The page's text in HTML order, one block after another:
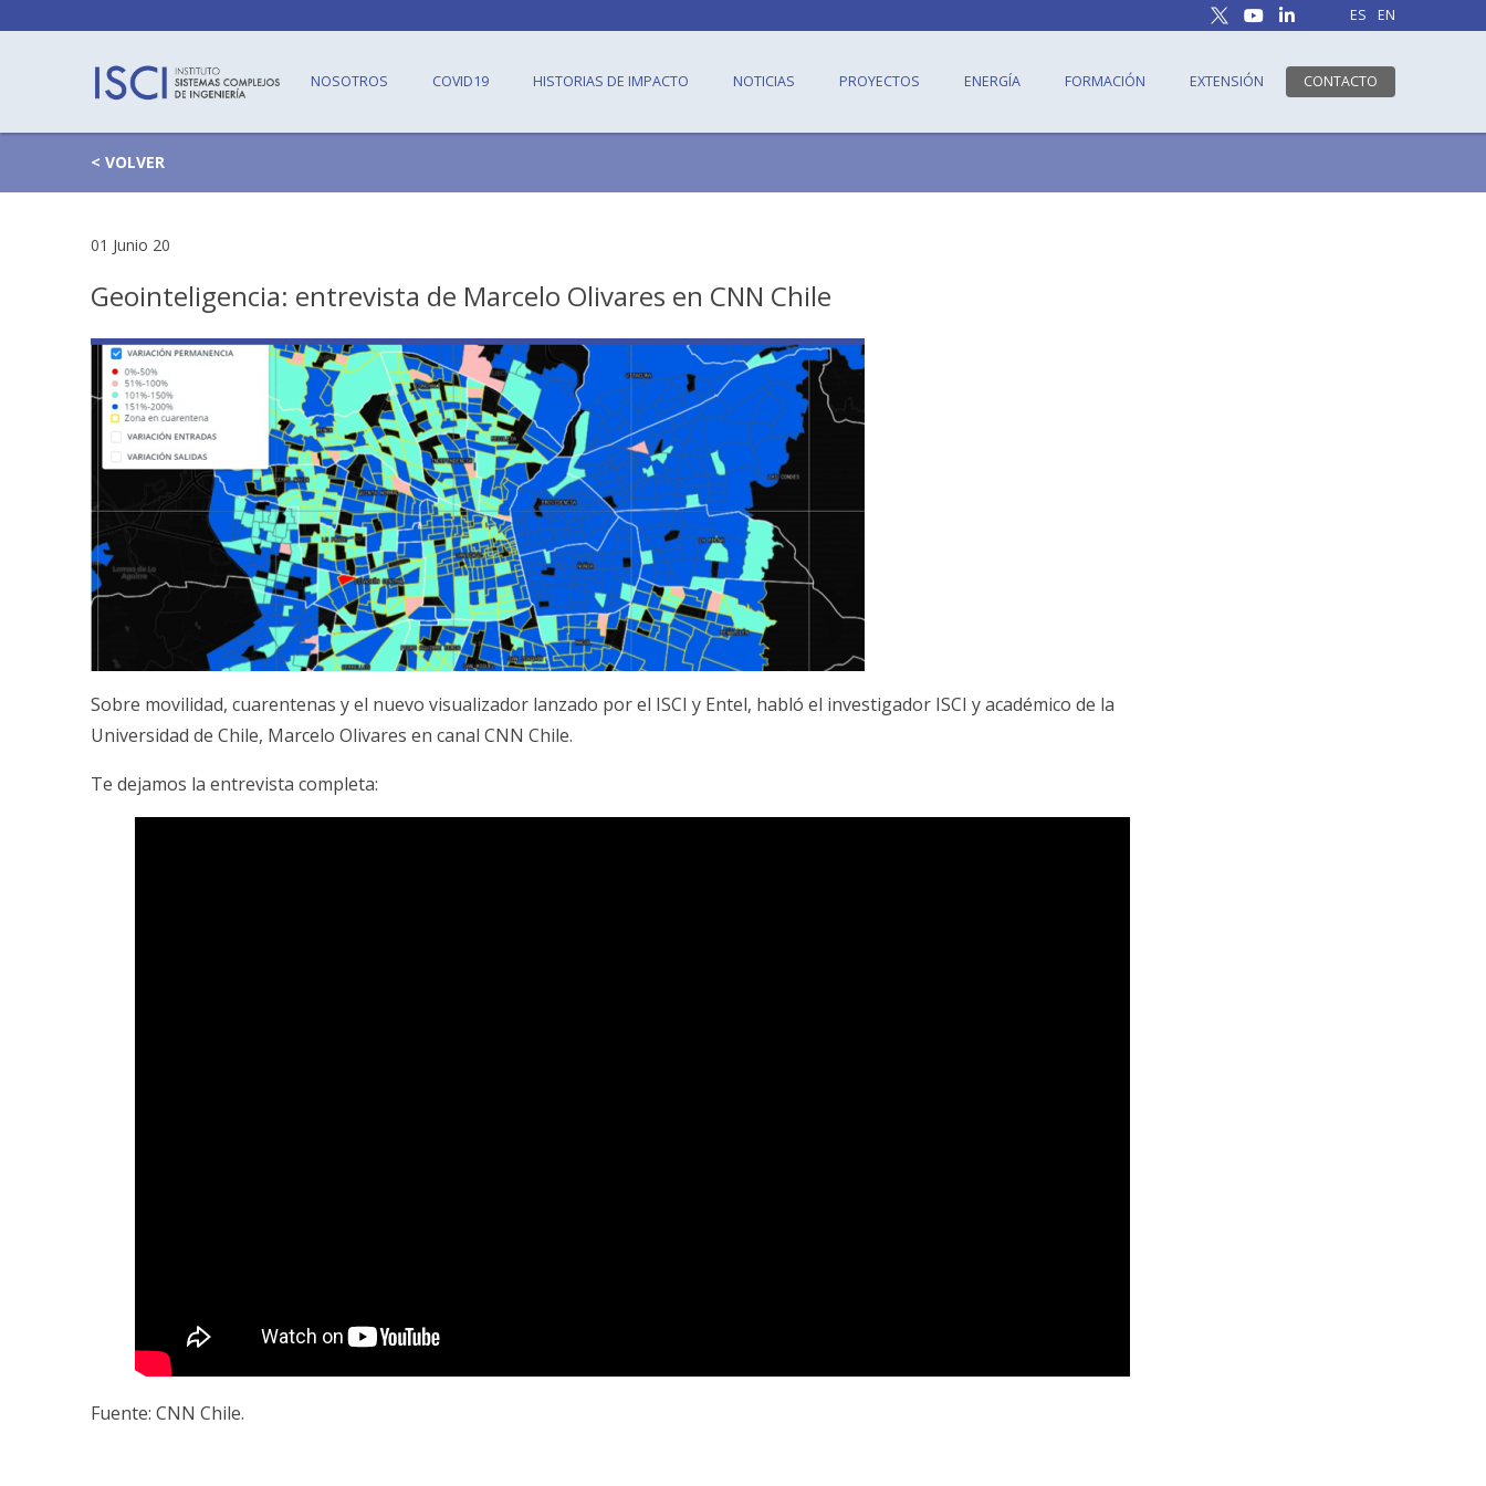
ES EN
NOSOTROS COVID19 HISTORIAS DE IMPACTO NOTICIAS PROYECTOS ENERGÍA FORMACIÓN EXTENSIÓN CONTACTO
< VOLVER
01 Junio 20
Geointeligencia: entrevista de Marcelo Olivares en CNN Chile
Sobre movilidad, cuarentenas y el nuevo visualizador lanzado por el ISCI y Entel, habló el investigador ISCI y académico de la
Universidad de Chile, Marcelo Olivares en canal CNN Chile.
Te dejamos la entrevista completa:
Fuente: CNN Chile.